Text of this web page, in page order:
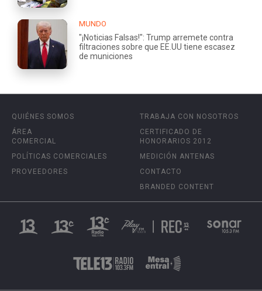
MUNDO
"¡Noticias Falsas!": Trump arremete contra
filtraciones sobre que EE.UU tiene escasez
de municiones
QUIÉNES SOMOS
ÁREA
COMERCIAL
POLÍTICAS COMERCIALES
PROVEEDORES
TRABAJA CON NOSOTROS
CERTIFICADO DE
HONORARIOS 2012
MEDICIÓN ANTENAS
CONTACTO
BRANDED CONTENT